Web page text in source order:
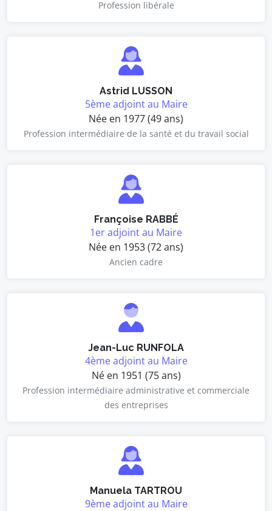
Profession libérale
Astrid LUSSON
5ème adjoint au Maire
Née en 1977 (49 ans)
Profession intermédiaire de la santé et du travail social
Françoise RABBÉ
1er adjoint au Maire
Née en 1953 (72 ans)
Ancien cadre
Jean-Luc RUNFOLA
4ème adjoint au Maire
Né en 1951 (75 ans)
Profession intermédiaire administrative et commerciale
des entreprises
Manuela TARTROU
9ème adjoint au Maire